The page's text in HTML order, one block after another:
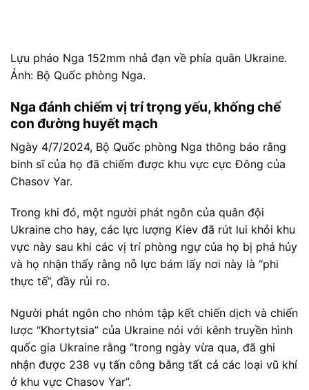
Lựu pháo Nga 152mm nhả đạn về phía quân Ukraine.
Ảnh: Bộ Quốc phòng Nga.
Nga đánh chiếm vị trí trọng yếu, khống chế
con đường huyết mạch
Ngày 4/7/2024, Bộ Quốc phòng Nga thông báo rằng
binh sĩ của họ đã chiếm được khu vực cực Đông của
Chasov Yar.
Trong khi đó, một người phát ngôn của quân đội
Ukraine cho hay, các lực lượng Kiev đã rút lui khỏi khu
vực này sau khi các vị trí phòng ngự của họ bị phá hủy
và họ nhận thấy rằng nỗ lực bám lấy nơi này là “phi
thực tế”, đầy rủi ro.
Người phát ngôn cho nhóm tập kết chiến dịch và chiến
lược “Khortytsia” của Ukraine nói với kênh truyền hình
quốc gia Ukraine rằng “trong ngày vừa qua, đã ghi
nhận được 238 vụ tấn công bằng tất cả các loại vũ khí
ở khu vực Chasov Yar”.